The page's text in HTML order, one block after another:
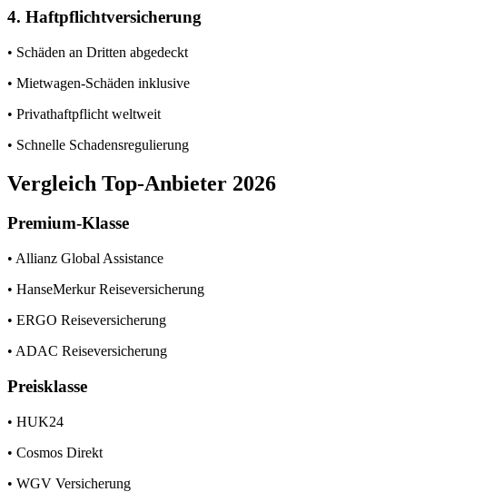
4. Haftpflichtversicherung
• Schäden an Dritten abgedeckt
• Mietwagen-Schäden inklusive
• Privathaftpflicht weltweit
• Schnelle Schadensregulierung
Vergleich Top-Anbieter 2026
Premium-Klasse
• Allianz Global Assistance
• HanseMerkur Reiseversicherung
• ERGO Reiseversicherung
• ADAC Reiseversicherung
Preisklasse
• HUK24
• Cosmos Direkt
• WGV Versicherung